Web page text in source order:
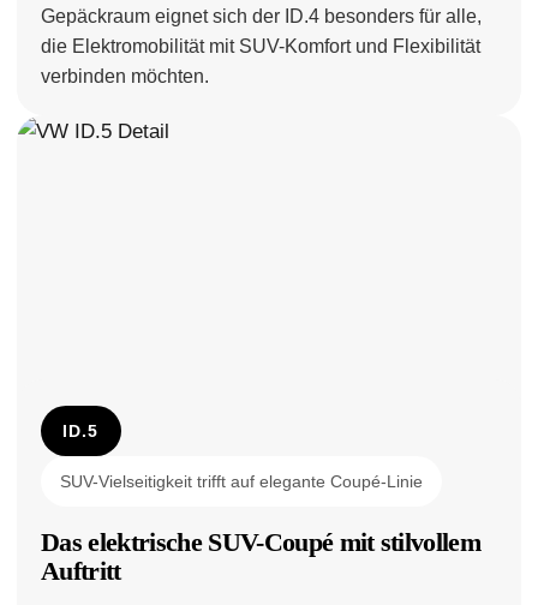
Gepäckraum eignet sich der ID.4 besonders für alle,
die Elektromobilität mit SUV-Komfort und Flexibilität
verbinden möchten.
ID.5
SUV-Vielseitigkeit trifft auf elegante Coupé-Linie
Das elektrische SUV-Coupé mit stilvollem
Auftritt